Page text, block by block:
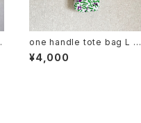
one handle tote bag L ワ
ンハンドル トートバッグ f
¥4,000